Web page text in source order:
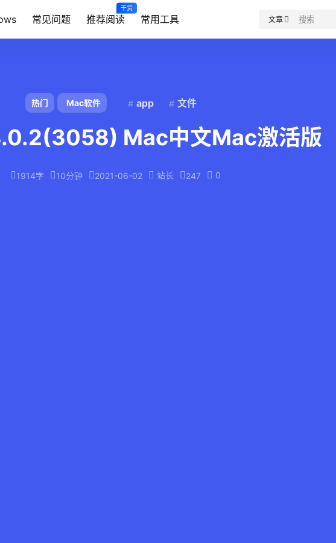
常见问题 推荐阅读
干货
常用工具 文章
热门 Mac软件 app 文件
Mac中文Mac激活版
1914字 10分钟 2021-06-02 站长 247 0